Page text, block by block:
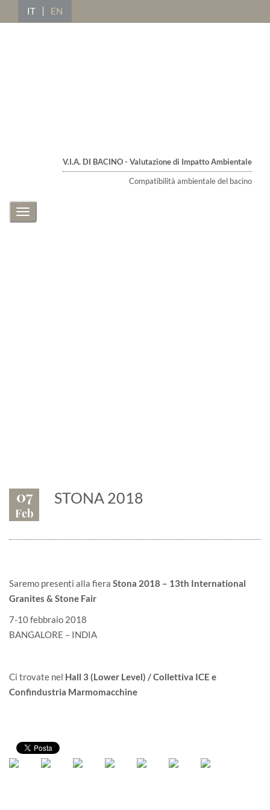
IT EN
V.I.A. DI BACINO - Valutazione di Impatto Ambientale
Compatibilità ambientale del bacino
Toggle
07
Feb
STONA 2018
Saremo presenti alla fiera Stona 2018 – 13th International
Granites & Stone Fair
7-10 febbraio 2018
BANGALORE – INDIA
Ci trovate nel Hall 3 (Lower Level) / Collettiva ICE e
Confindustria Marmomacchine